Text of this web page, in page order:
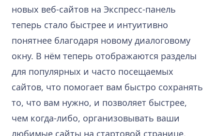
новых веб-сайтов на Экспресс-панель
теперь стало быстрее и интуитивно
понятнее благодаря новому диалоговому
окну. В нём теперь отображаются разделы
для популярных и часто посещаемых
сайтов, что помогает вам быстро сохранять
то, что вам нужно, и позволяет быстрее,
чем когда-либо, организовывать ваши
любимые сайты на стартовой странице.